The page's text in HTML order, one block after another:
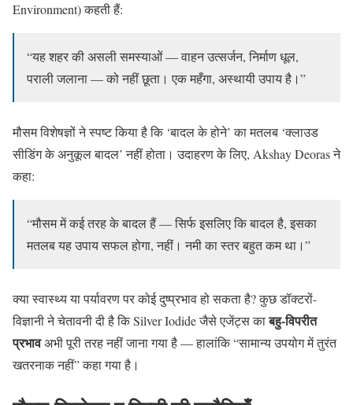
Environment) कहती हैं:
“यह शहर की असली समस्याओं — वाहन उत्सर्जन, निर्माण धूल,
पराली जला­ना — को नहीं छूता। एक महँगा, अस्थायी उपाय है।”
मौसम विशेषज्ञों ने स्पष्ट किया है कि ‘बादल के होने’ का मतलब ‘क्लाउड
सीडिंग के अनुकूल बादल’ नहीं होता। उदाहरण के लिए, Akshay Deoras ने
कहा:
“मौसम में कई तरह के बादल हैं — सिर्फ इसलिए कि बादल है, इसका
मतलब यह उपाय सफल होगा, नहीं। नमी का स्तर बहुत कम था।”
क्या स्वास्थ्य या पर्यावरण पर कोई दुष्प्रभाव हो सकता है? कुछ डॉक्टरों-
विज्ञानी ने चेतावनी दी है कि Silver Iodide जैसे एजेंट्स काबहु-विपरीत
प्रभावअभी पूरी तरह नहीं जाना गया है — हालांकि “सामान्य उपयोग में तुरंत
खतरनाक नहीं” कहा गया है।